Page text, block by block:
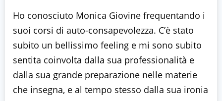
Ho conosciuto Monica Giovine frequentando i
suoi corsi di auto-consapevolezza. C’è stato
subito un bellissimo feeling e mi sono subito
sentita coinvolta dalla sua professionalità e
dalla sua grande preparazione nelle materie
che insegna, e al tempo stesso dalla sua ironia